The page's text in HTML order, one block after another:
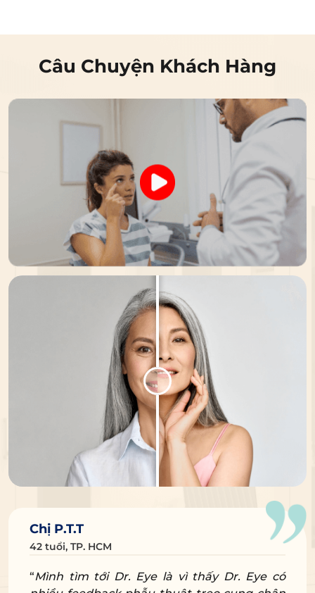
Câu Chuyện Khách Hàng
Chị P.T.T
42 tuổi, TP. HCM
“Mình tìm tới Dr. Eye là vì thấy Dr. Eye có